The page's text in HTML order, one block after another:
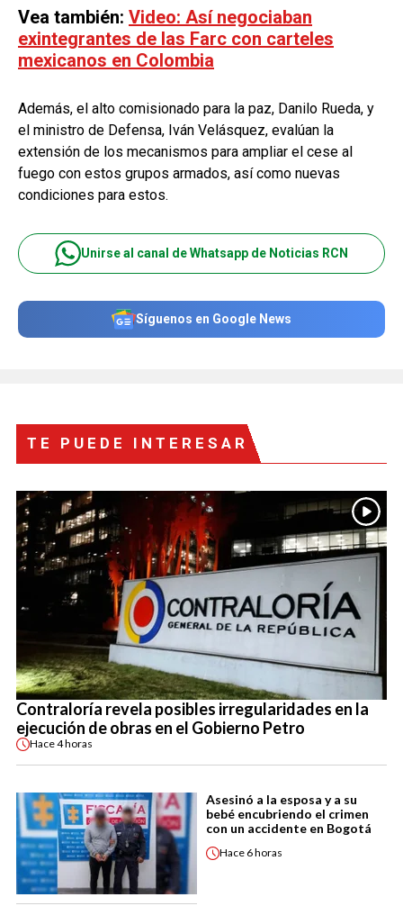
Vea también: Video: Así negociaban
exintegrantes de las Farc con carteles
mexicanos en Colombia
Además, el alto comisionado para la paz, Danilo Rueda, y
el ministro de Defensa, Iván Velásquez, evalúan la
extensión de los mecanismos para ampliar el cese al
fuego con estos grupos armados, así como nuevas
condiciones para estos.
Unirse al canal de Whatsapp de Noticias RCN
Síguenos en Google News
TE PUEDE INTERESAR
Contraloría revela posibles irregularidades en la
ejecución de obras en el Gobierno Petro
Hace4 horas
Asesinó a la esposa y a su
bebé encubriendo el crimen
con un accidente en Bogotá
Hace 6 horas